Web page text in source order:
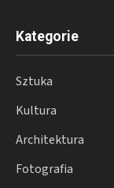
Kategorie
Sztuka
Kultura
Architektura
Fotografia